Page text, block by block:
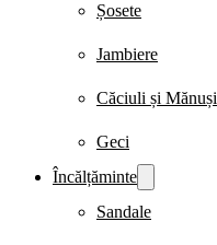
Șosete
Jambiere
Căciuli și Mănuși
Geci
Încălțăminte
Sandale